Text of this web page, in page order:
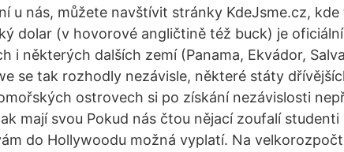
u nás, můžete navštívit stránky KdeJsme.cz, kde
dolar (v hovorové angličtině též buck) je
i některých dalších zemí (Panama, Ekvádor,
se tak rozhodly nezávisle, některé státy
ostrovech si po získání nezávislosti
mají svou Pokud nás čtou nějací zoufalí studenti
do Hollywoodu možná vyplatí. Na